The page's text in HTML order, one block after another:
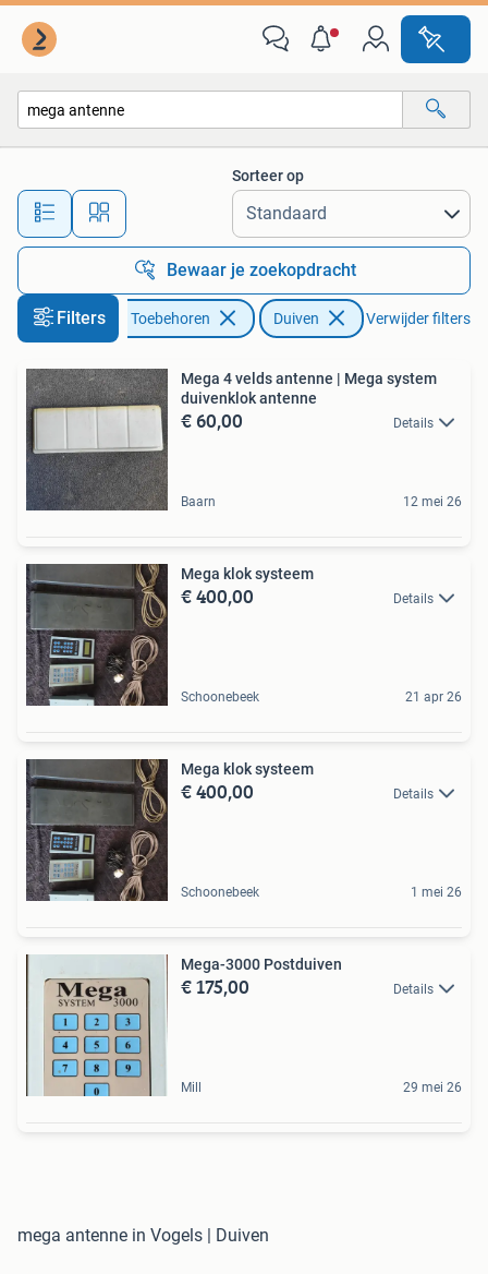
Alle afstanden…
Sorteer op
Bewaar je zoekopdracht
Filters
Dieren en Toebehoren Duiven Verwijder filters
Mega 4 velds antenne | Mega system
duivenklok antenne
€ 60,00 Details
Baarn 12 mei 26
Mega klok systeem
€ 400,00 Details
Schoonebeek 21 apr 26
Mega klok systeem
€ 400,00 Details
Schoonebeek 1 mei 26
Mega-3000 Postduiven
€ 175,00 Details
Mill 29 mei 26
mega antenne in Vogels | Duiven